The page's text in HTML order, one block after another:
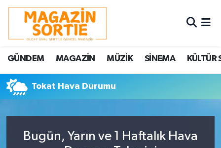
GÜNDEM MAGAZİN MÜZİK SİNEMA KÜLTÜR
Tokat Hava Durumu
Bugün, Yarın ve 1 Haftalık Hava
Nöbetçi Eczaneler
Hava Durumu
Trafik Durumu
Tüm Manşetler